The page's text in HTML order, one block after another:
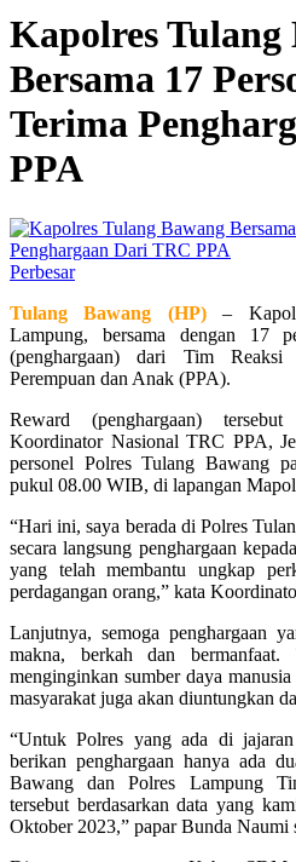
Kapolres Tulang
Bersama 17
Terima
PPA
Perbesar
Tulang Bawang (HP)–
Lampung, bersama dengan 17
(penghargaan) dari Tim Reaksi
Perempuan dan Anak (PPA).
Reward (penghargaan)
Koordinator Nasional TRC PPA,
personel Polres Tulang Bawang
pukul 08.00 WIB, di lapangan
“Hari ini, saya berada di Polres
secara langsung penghargaan
yang telah membantu ungkap
perdagangan orang,” kata
Lanjutnya, semoga penghargaan
makna, berkah dan bermanfaat.
menginginkan sumber daya
masyarakat juga akan diuntungkan
“Untuk Polres yang ada di
berikan penghargaan hanya ada
Bawang dan Polres Lampung
tersebut berdasarkan data yang
Oktober 2023,” papar Bunda Naumi